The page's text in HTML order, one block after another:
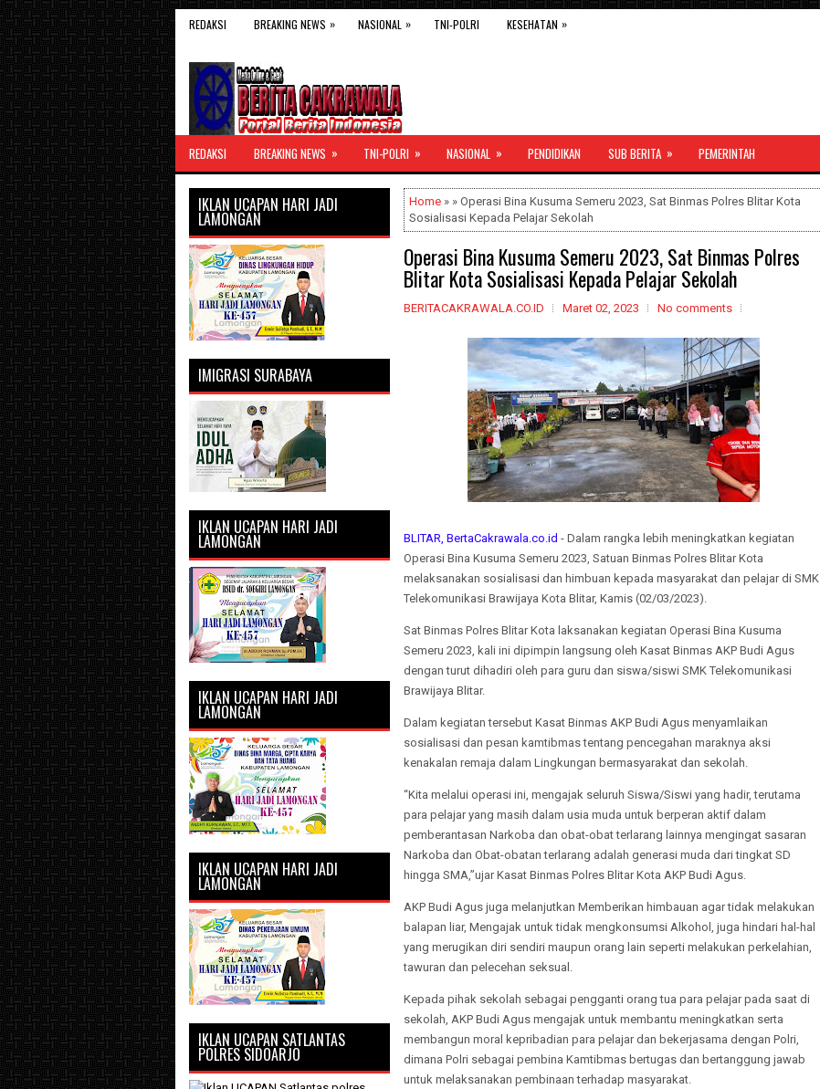
REDAKSI BREAKING NEWS » NASIONAL » TNI-POLRI KESEHATAN »
REDAKSI BREAKING NEWS » TNI-POLRI » NASIONAL » PENDIDIKAN SUB BERITA » PEMERINTAH
Home » » Operasi Bina Kusuma Semeru 2023, Sat Binmas Polres Blitar Kota
Sosialisasi Kepada Pelajar Sekolah
Operasi Bina Kusuma Semeru 2023, Sat Binmas Polres
Blitar Kota Sosialisasi Kepada Pelajar Sekolah
BERITACAKRAWALA.CO.ID Maret 02, 2023 No comments
BLITAR, BertaCakrawala.co.id - Dalam rangka lebih meningkatkan kegiatan
Operasi Bina Kusuma Semeru 2023, Satuan Binmas Polres Blitar Kota
melaksanakan sosialisasi dan himbuan kepada masyarakat dan pelajar di SMK
Telekomunikasi Brawijaya Kota Blitar, Kamis (02/03/2023).
Sat Binmas Polres Blitar Kota laksanakan kegiatan Operasi Bina Kusuma
Semeru 2023, kali ini dipimpin langsung oleh Kasat Binmas AKP Budi Agus
dengan turut dihadiri oleh para guru dan siswa/siswi SMK Telekomunikasi
Brawijaya Blitar.
Dalam kegiatan tersebut Kasat Binmas AKP Budi Agus menyamlaikan
sosialisasi dan pesan kamtibmas tentang pencegahan maraknya aksi
kenakalan remaja dalam Lingkungan bermasyarakat dan sekolah.
“Kita melalui operasi ini, mengajak seluruh Siswa/Siswi yang hadir, terutama
para pelajar yang masih dalam usia muda untuk berperan aktif dalam
pemberantasan Narkoba dan obat-obat terlarang lainnya mengingat sasaran
Narkoba dan Obat-obatan terlarang adalah generasi muda dari tingkat SD
hingga SMA,”ujar Kasat Binmas Polres Blitar Kota AKP Budi Agus.
AKP Budi Agus juga melanjutkan Memberikan himbauan agar tidak melakukan
balapan liar, Mengajak untuk tidak mengkonsumsi Alkohol, juga hindari hal-hal
yang merugikan diri sendiri maupun orang lain seperti melakukan perkelahian,
tawuran dan pelecehan seksual.
Kepada pihak sekolah sebagai pengganti orang tua para pelajar pada saat di
sekolah, AKP Budi Agus mengajak untuk membantu meningkatkan serta
membangun moral kepribadian para pelajar dan bekerjasama dengan Polri,
dimana Polri sebagai pembina Kamtibmas bertugas dan bertanggung jawab
untuk melaksanakan pembinaan terhadap masyarakat.
IKLAN UCAPAN HARI JADI
LAMONGAN
IMIGRASI SURABAYA
IKLAN UCAPAN HARI JADI
LAMONGAN
IKLAN UCAPAN HARI JADI
LAMONGAN
IKLAN UCAPAN HARI JADI
LAMONGAN
IKLAN UCAPAN SATLANTAS
POLRES SIDOARJO